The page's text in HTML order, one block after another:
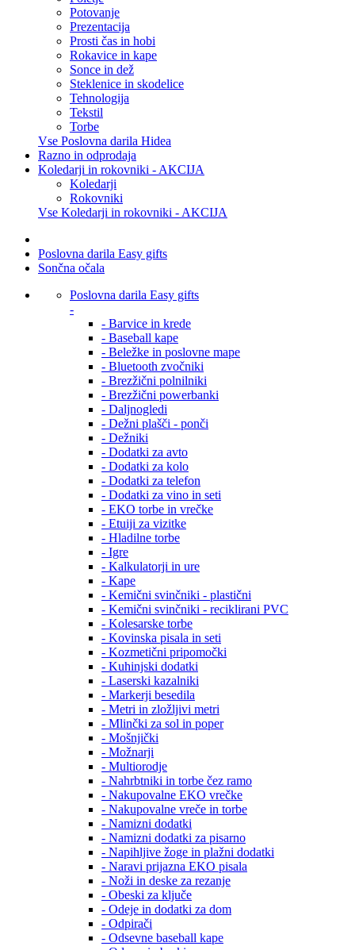
Potovanje
Prezentacija
Prosti čas in hobi
Rokavice in kape
Sonce in dež
Steklenice in skodelice
Tehnologija
Tekstil
Torbe
Vse Poslovna darila Hidea
Razno in odprodaja
Koledarji in rokovniki - AKCIJA
Koledarji
Rokovniki
Vse Koledarji in rokovniki - AKCIJA
Poslovna darila Easy gifts
Sončna očala
Poslovna darila Easy gifts
-
- Barvice in krede
- Baseball kape
- Beležke in poslovne mape
- Bluetooth zvočniki
- Brezžični polnilniki
- Brezžični powerbanki
- Daljnogledi
- Dežni plašči - ponči
- Dežniki
- Dodatki za avto
- Dodatki za kolo
- Dodatki za telefon
- Dodatki za vino in seti
- EKO torbe in vrečke
- Etuiji za vizitke
- Hladilne torbe
- Igre
- Kalkulatorji in ure
- Kape
- Kemični svinčniki - plastični
- Kemični svinčniki - reciklirani PVC
- Kolesarske torbe
- Kovinska pisala in seti
- Kozmetični pripomočki
- Kuhinjski dodatki
- Laserski kazalniki
- Markerji besedila
- Metri in zložljivi metri
- Mlinčki za sol in poper
- Mošnjički
- Možnarji
- Multiorodje
- Nahrbtniki in torbe čez ramo
- Nakupovalne EKO vrečke
- Nakupovalne vreče in torbe
- Namizni dodatki
- Namizni dodatki za pisarno
- Napihljive žoge in plažni dodatki
- Naravi prijazna EKO pisala
- Noži in deske za rezanje
- Obeski za ključe
- Odeje in dodatki za dom
- Odpirači
- Odsevne baseball kape